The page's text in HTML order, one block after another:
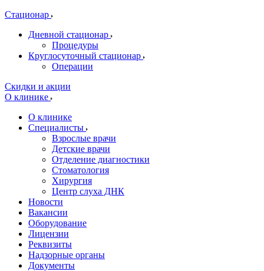
Стационар
Дневной стационар
Процедуры
Круглосуточный стационар
Операции
Скидки и акции
О клинике
О клинике
Специалисты
Взрослые врачи
Детские врачи
Отделение диагностики
Стоматология
Хирургия
Центр слуха ДНК
Новости
Вакансии
Оборудование
Лицензии
Реквизиты
Надзорные органы
Документы